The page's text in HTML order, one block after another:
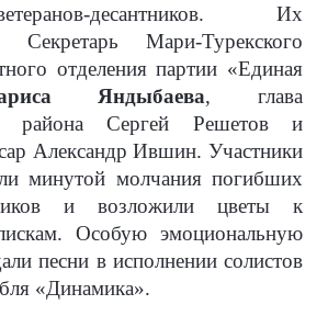
десантников. Их
Секретарь Мари-Турекского
отделения партии «Единая
Яндыбаева, глава
района Сергей Решетов и
Александр Ившин. Участники
минутой молчания погибших
и возложили цветы к
Особую эмоциональную
песни в исполнении солистов
«Динамика».